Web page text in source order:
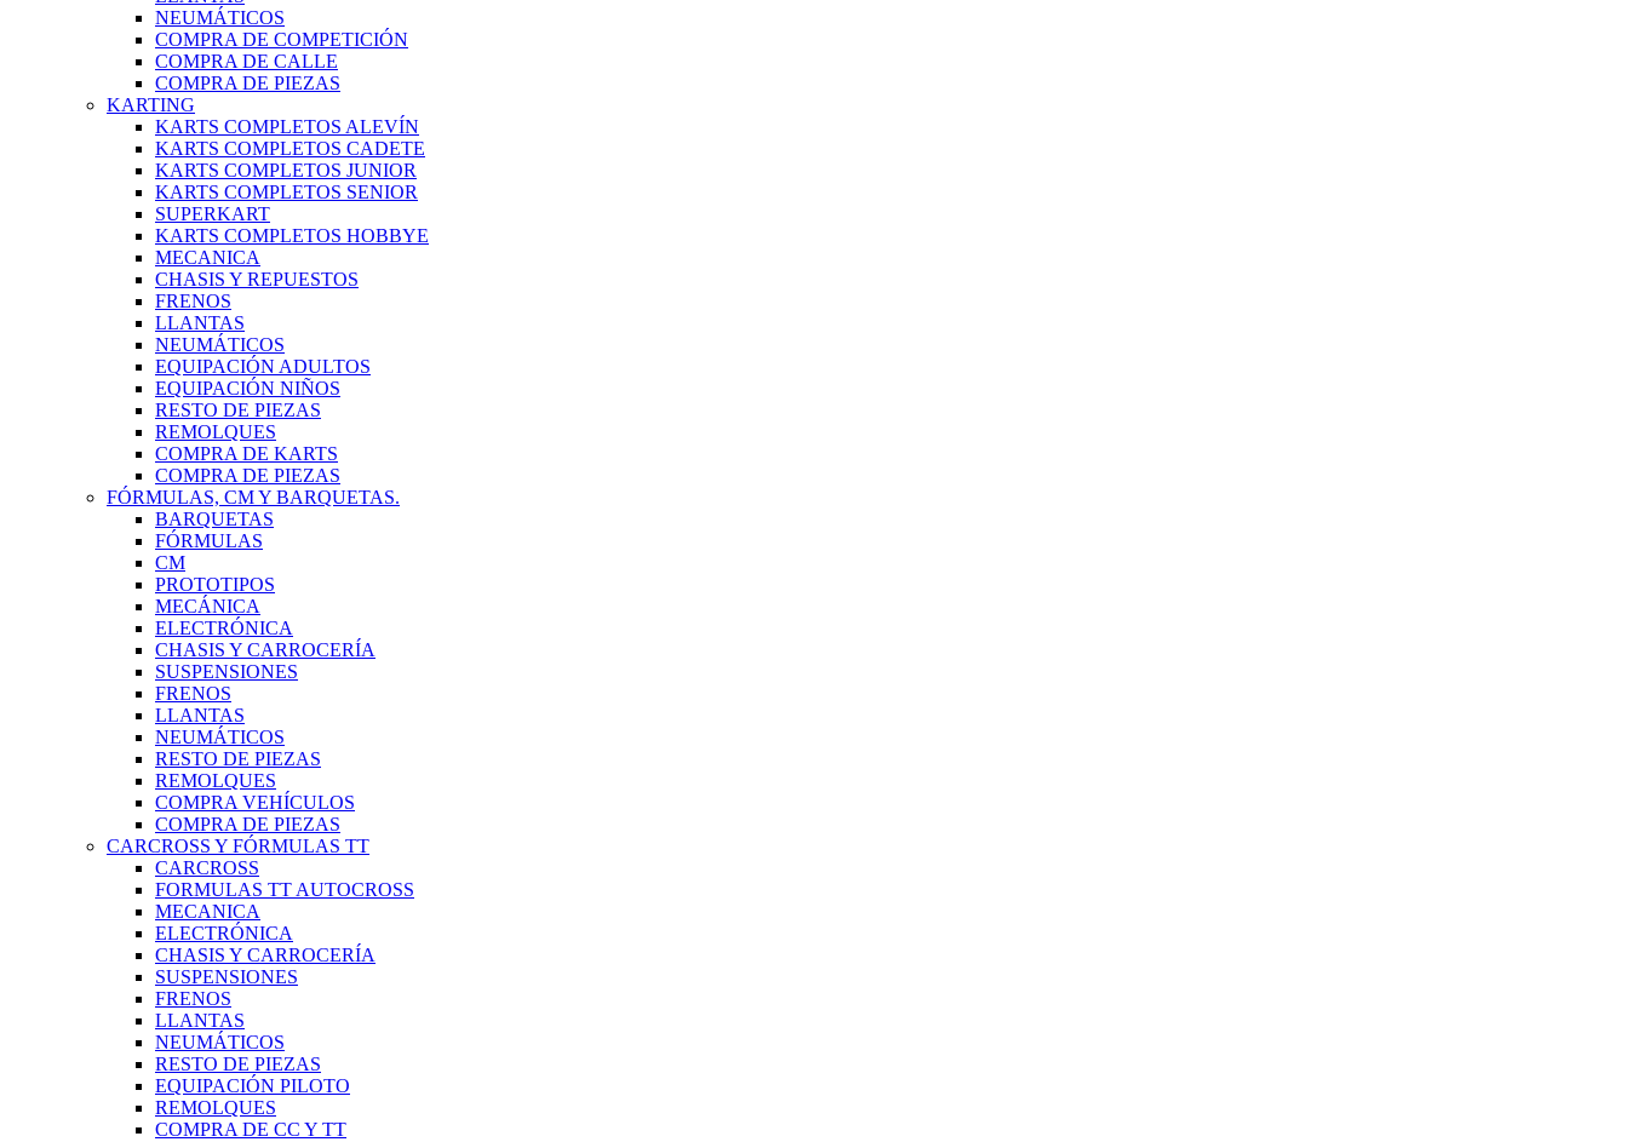
NEUMÁTICOS
COMPRA DE COMPETICIÓN
COMPRA DE CALLE
COMPRA DE PIEZAS
KARTING
KARTS COMPLETOS ALEVÍN
KARTS COMPLETOS CADETE
KARTS COMPLETOS JUNIOR
KARTS COMPLETOS SENIOR
SUPERKART
KARTS COMPLETOS HOBBYE
MECANICA
CHASIS Y REPUESTOS
FRENOS
LLANTAS
NEUMÁTICOS
EQUIPACIÓN ADULTOS
EQUIPACIÓN NIÑOS
RESTO DE PIEZAS
REMOLQUES
COMPRA DE KARTS
COMPRA DE PIEZAS
FÓRMULAS, CM Y BARQUETAS.
BARQUETAS
FÓRMULAS
CM
PROTOTIPOS
MECÁNICA
ELECTRÓNICA
CHASIS Y CARROCERÍA
SUSPENSIONES
FRENOS
LLANTAS
NEUMÁTICOS
RESTO DE PIEZAS
REMOLQUES
COMPRA VEHÍCULOS
COMPRA DE PIEZAS
CARCROSS Y FÓRMULAS TT
CARCROSS
FORMULAS TT AUTOCROSS
MECANICA
ELECTRÓNICA
CHASIS Y CARROCERÍA
SUSPENSIONES
FRENOS
LLANTAS
NEUMÁTICOS
RESTO DE PIEZAS
EQUIPACIÓN PILOTO
REMOLQUES
COMPRA DE CC Y TT